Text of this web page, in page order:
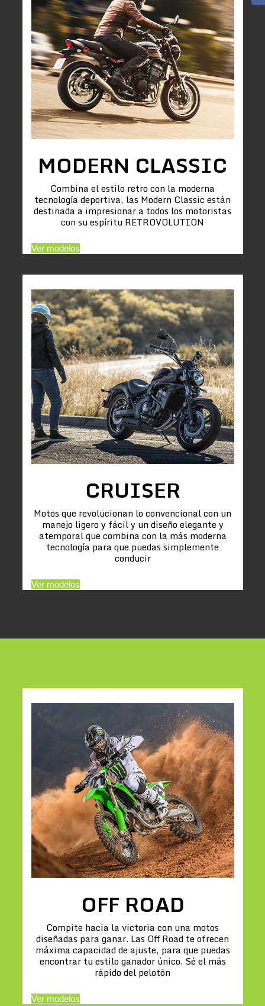
MODERN CLASSIC
Combina el estilo retro con la moderna
tecnología deportiva, las Modern Classic están
destinada a impresionar a todos los motoristas
con su espíritu RETROVOLUTION
Ver modelos
CRUISER
Motos que revolucionan lo convencional con un
manejo ligero y fácil y un diseño elegante y
atemporal que combina con la más moderna
tecnología para que puedas simplemente
conducir
Ver modelos
OFF ROAD
Compite hacia la victoria con una motos
diseñadas para ganar. Las Off Road te ofrecen
máxima capacidad de ajuste, para que puedas
encontrar tu estilo ganador único. Sé el más
rápido del pelotón
Ver modelos